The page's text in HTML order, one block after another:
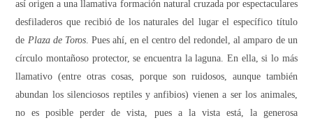
así origen a una llamativa formación natural cruzada por espectaculares
desfiladeros que recibió de los naturales del lugar el específico título
de Plaza de Toros. Pues ahí, en el centro del redondel, al amparo de un
círculo montañoso protector, se encuentra la laguna. En ella, si lo más
llamativo (entre otras cosas, porque son ruidosos, aunque también
abundan los silenciosos reptiles y anfibios) vienen a ser los animales,
no es posible perder de vista, pues a la vista está, la generosa